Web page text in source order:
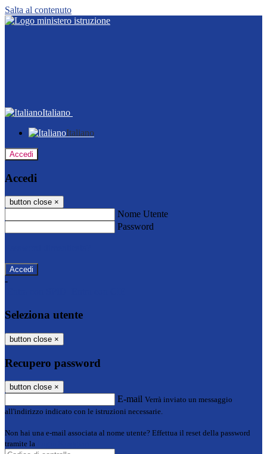
Salta al contenuto
Italiano
Italiano
Accedi
Accedi
button close ×
Nome Utente
Password
-
Seleziona utente
button close ×
Recupero password
button close ×
E-mail Verrà inviato un messaggio
all'indirizzo indicato con le istruzioni necessarie.
Non hai una e-mail associata al nome utente? Effettua il reset della password
tramite la